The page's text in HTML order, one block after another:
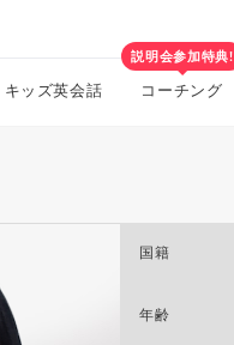
キッズ英会話
説明会参加特典!
コーチング
国籍
年齢